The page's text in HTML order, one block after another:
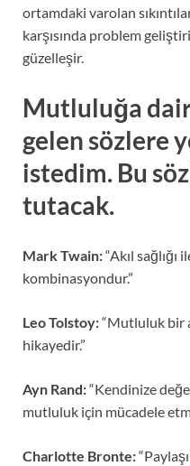
ortamdaki varolan
karşısında problem
güzelleşir.
Mutluluğa
gelen sözlere
istedim. Bu
tutacak.
Mark Twain:“Akıl
kombinasyondur.”
Leo Tolstoy:“Mutluluk bir
hikayedir.”
Ayn Rand:“Kendinize
mutluluk için mücadele
Charlotte Bronte: